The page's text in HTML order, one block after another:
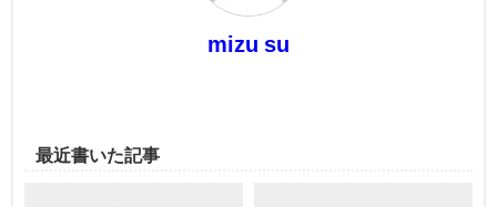
mizu su
最近書いた記事